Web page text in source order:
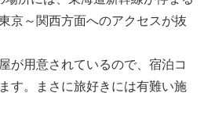
京～関西方面へのアクセスが抜
が用意されているので、宿泊コ
す。まさに旅好きには有難い施